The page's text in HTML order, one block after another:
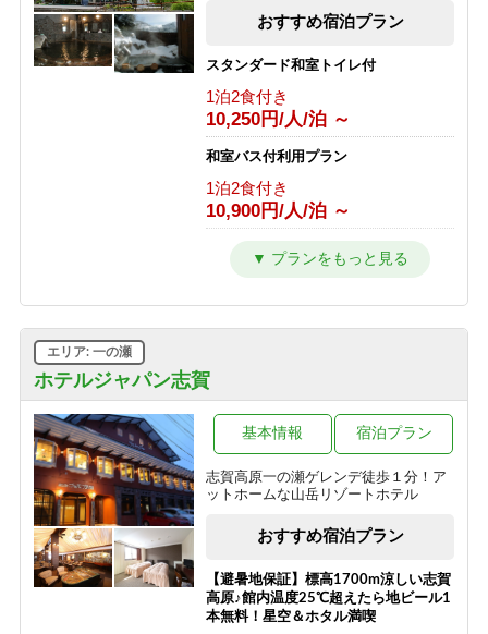
1泊2食付き
20,900円/人/泊 ～
「訳あり」プラン◆お試し～萌葱
moegi～より1000円OFF！
1泊2食付き
14,000円/人/泊 ～
選べる！地酒三種飲みくらべ【利き酒
朝食のみ
12,800円/人/泊 ～
≪素泊りプラン≫23時までチェックイ
素泊まり
11,000円/人/泊 ～
【夕食付】 朝寝坊OK♪おいしい夕食
付・夏の志賀高原で朝はゆったりのん
びりプラン
夕食のみ
9,900円/人/泊 ～
【朝食付】 夏を満喫！のんびり到着24
時までOK♪和朝食で元気に出発！
8,800円/人/泊 ～
人工温泉
7,700円/人/泊 ～
「志賀高原100トレイル」特別プラン
素泊まり
8,500円/人/泊 ～
おすすめ宿泊プラン
スタンダード和室トイレ付
1泊2食付き
10,250円/人/泊 ～
和室バス付利用プラン
1泊2食付き
10,900円/人/泊 ～
4F角部屋利用 【特別室】
13,700円/人/泊 ～
1泊2食付き
21,000円/人/泊 ～
限定213号室滞在 【特別室】
20,000円/人/泊 ～
13,200円/人/泊 ～
限定217号室滞在 【ミドルクラス】
ホテルジャパン志賀
エリア: 一の瀬
志賀高原一の瀬ゲレンデ徒歩１分！ア
ットホームな山岳リゾートホテル
基本情報 宿泊プラン
おすすめ宿泊プラン
【避暑地保証】標高1700m涼しい志賀
高原♪館内温度25℃超えたら地ビール1
本無料！星空＆ホタル満喫